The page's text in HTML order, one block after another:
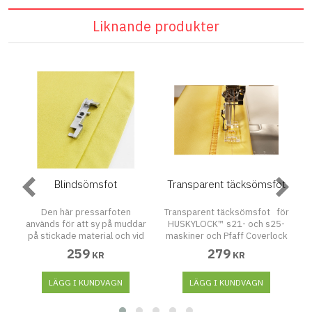
Liknande produkter
Blindsömsfot
Den här pressarfoten
används för att sy på muddar
på stickade material och vid
fållning då man inte vill att
sömmen ska synas. Förbered
maskinen • Nål: Höger nål •
Sömtyp: Tretrådig overlock
eller tretrådig flatlock •
Stygnlängd: 4-5 mm •
259 KR
LÄGG I KUNDVAGN
Transparent täcksömsfot
Transparent täcksömsfot för
HUSKYLOCK™ s21- och s25-
maskiner och Pfaff Coverlock
3.0, 4.0 Med den transparenta
täcksömsfoten kan du se
tyget och den markerade
linjen under foten medan du
syr. Ställ in maskinen på en
täcksöm eller en kedjesöm.
279 KR
LÄGG I KUNDVAGN